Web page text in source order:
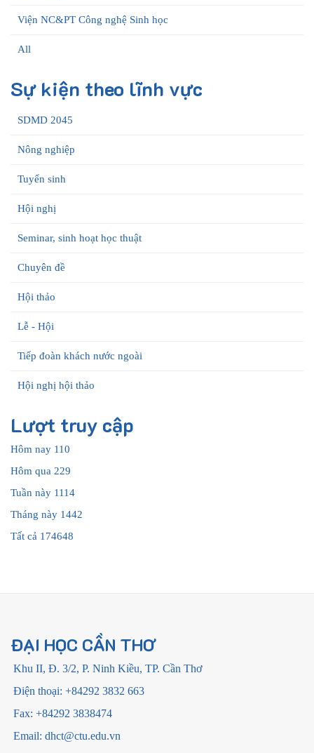
Viện NC&PT Công nghệ Sinh học
All
Sự kiện theo lĩnh vực
SDMD 2045
Nông nghiệp
Tuyển sinh
Hội nghị
Seminar, sinh hoạt học thuật
Chuyên đề
Hội thảo
Lễ - Hội
Tiếp đoàn khách nước ngoài
Hội nghị hội thảo
Lượt truy cập
Hôm nay 110
Hôm qua 229
Tuần này 1114
Tháng này 1442
Tất cả 174648
ĐẠI HỌC CẦN THƠ
Khu II, Đ. 3/2, P. Ninh Kiều, TP. Cần Thơ
Điện thoại: +84292 3832 663
Fax: +84292 3838474
Email: dhct@ctu.edu.vn